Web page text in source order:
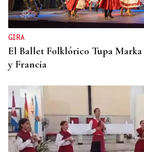
GIRA
El Ballet Folklórico Tupa Marka
y Francia